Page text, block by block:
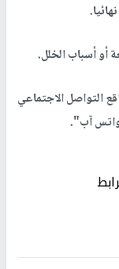
أو أسباب الخلل.
التواصل الاجتماعي
آب".